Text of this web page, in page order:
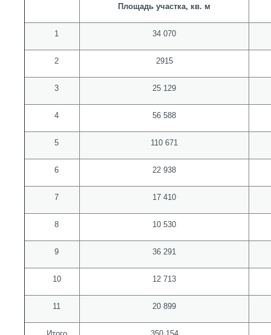
Площадь участка, кв. м
1 34 070
2 2915
3 25 129
4 56 588
5 110 671
6 22 938
7 17 410
8 10 530
9 36 291
10 12 713
11 20 899